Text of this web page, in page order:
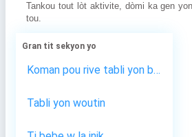
Tankou tout lòt aktivite, dòmi ka gen
tou.
Gran tit sekyon yo
Koman pou rive tabli yon bon woutin dòmi kay ti bebe
Tabli yon woutin